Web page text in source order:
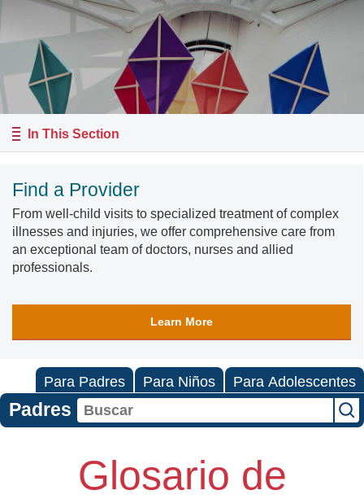
In This Section
Find a Provider
From well-child visits to specialized treatment of complex
illnesses and injuries, we offer comprehensive care from
an exceptional team of doctors, nurses and allied
professionals.
Learn More
Para Padres Para Niños Para Adolescentes
Padres
Glosario de